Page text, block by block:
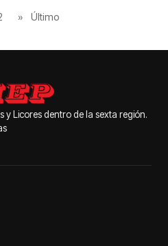
» Último
y Licores dentro de la sexta región.